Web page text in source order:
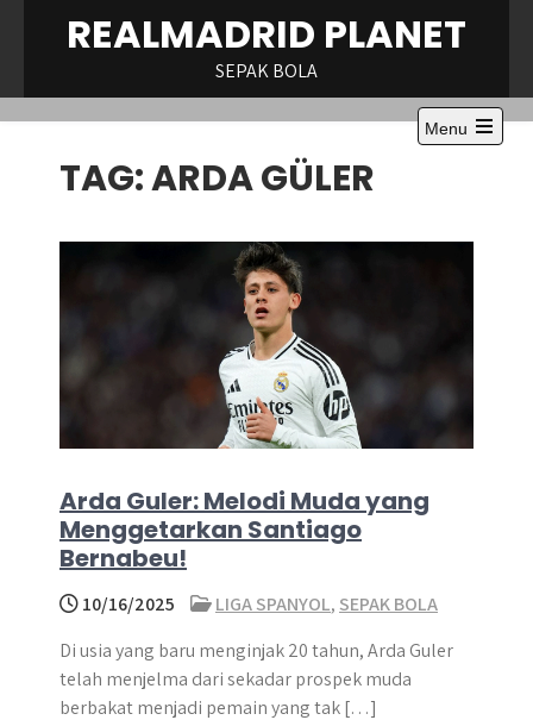
REALMADRID PLANET
SEPAK BOLA
Menu
Open
TAG:ARDA GÜLER
Arda Guler: Melodi Muda yang
Menggetarkan Santiago
Bernabeu!
10/16/2025 LIGA SPANYOL, SEPAK BOLA
Di usia yang baru menginjak 20 tahun, Arda Guler
telah menjelma dari sekadar prospek muda
berbakat menjadi pemain yang tak […]